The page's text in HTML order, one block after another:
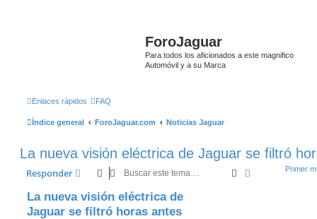
ForoJaguar
Para todos los aficionados a este magnifico
Automóvil y a su Marca
Enlaces rápidos FAQ
Índice general ForoJaguar.com Noticias Jaguar
La nueva visión eléctrica de Jaguar se filtró
Responder BuscarBúsquedaPrimer
La nueva visión eléctrica de
Jaguar se filtró horas antes